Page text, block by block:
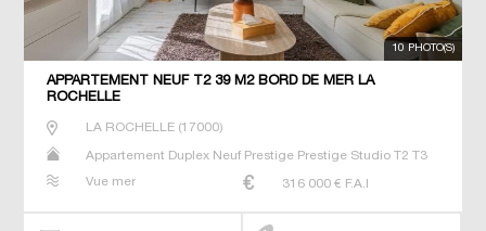
10 PHOTO(S)
APPARTEMENT NEUF T2 39 M2 BORD DE MER LA
ROCHELLE
LA ROCHELLE(17000)
Appartement Duplex Neuf Prestige Prestige Studio T2 T3
Vue mer
316 000 € F.A.I